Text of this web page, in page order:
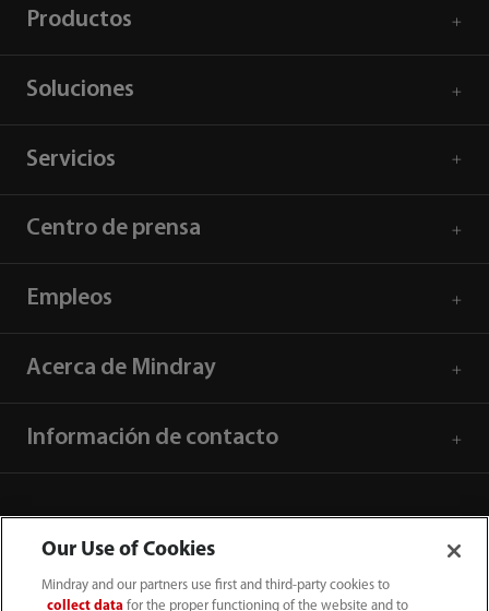
Productos
Soluciones
Servicios
Centro de prensa
Empleos
Acerca de Mindray
Información de contacto
Our Use of Cookies
Mindray and our partners use first and third-party cookies to
collect data for the proper functioning of the website and to